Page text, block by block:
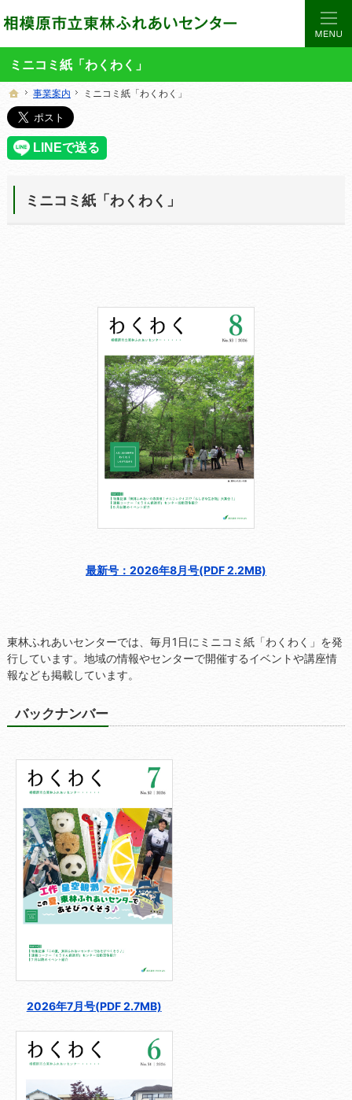
ミニコミ紙「わくわく」
ホーム
事業案内 ミニコミ紙「わくわく」
ミニコミ紙「わくわく」
最新号：2026年8月号(PDF 2.2MB)
東林ふれあいセンターでは、毎月1日にミニコミ紙「わくわく」を発
行しています。地域の情報やセンターで開催するイベントや講座情
報なども掲載しています。
バックナンバー
2026年7月号(PDF 2.7MB)
ホーム
事業案内 ミニコミ紙「わくわく」